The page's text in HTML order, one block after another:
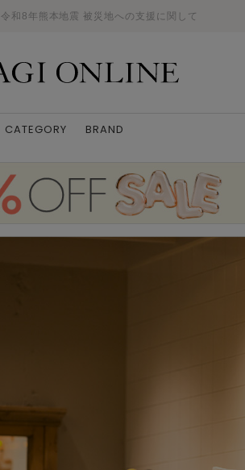
令和8年熊本地震 被災地への支援に関して
CATEGORY BRAND